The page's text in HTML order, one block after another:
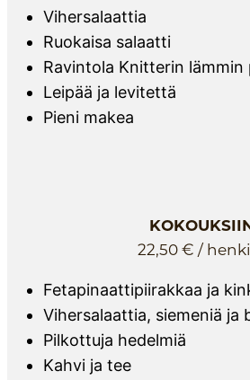
Vihersalaattia
Ruokaisa salaatti
Ravintola Knitterin lämmin
Leipää ja levitettä
Pieni makea
22,50 € /
Fetapinaattipiirakkaa ja
Vihersalaattia, siemeniä ja
Pilkottuja hedelmiä
Kahvi ja tee